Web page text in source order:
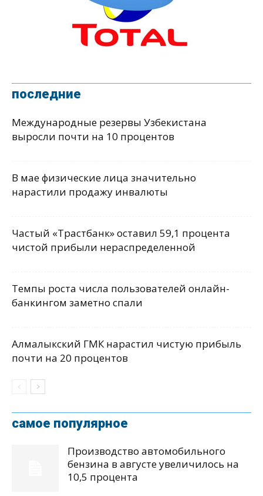
последние
Международные резервы Узбекистана
выросли почти на 10 процентов
В мае физические лица значительно
нарастили продажу инвалюты
Частый «Трастбанк» оставил 59,1 процента
чистой прибыли нераспределенной
Темпы роста числа пользователей онлайн-
банкингом заметно спали
Алмалыкский ГМК нарастил чистую прибыль
почти на 20 процентов
самое популярное
Производство автомобильного
бензина в августе увеличилось на
10,5 процента